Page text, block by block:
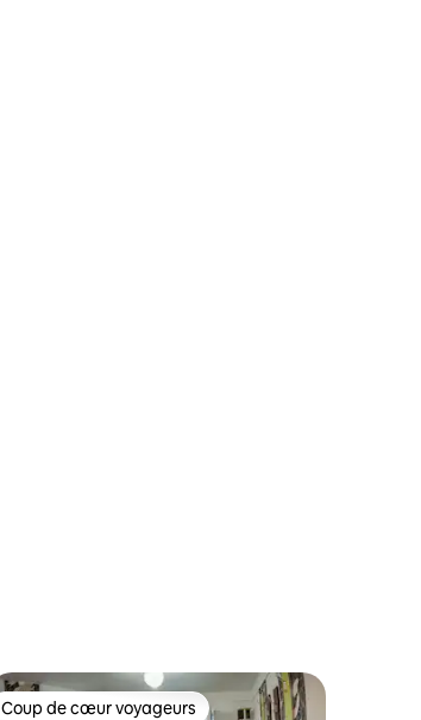
Coup de cœur voyageurs